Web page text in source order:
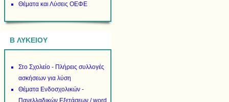
Θέματα και Λύσεις ΟΕΦΕ
B ΛΥΚΕΙΟΥ
Στο Σχολείο - Πλήρεις συλλογές
ασκήσεων για λύση
Θέματα Ενδοσχολικών -
Πανελλαδικών Εξετάσεων / word